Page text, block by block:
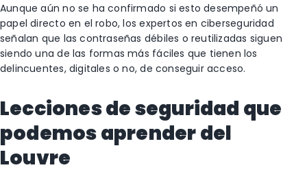
Aunque aún no se ha confirmado si esto desempeñó un
papel directo en el robo, los expertos en ciberseguridad
señalan que las contraseñas débiles o reutilizadas siguen
siendo una de las formas más fáciles que tienen los
delincuentes, digitales o no, de conseguir acceso.
Lecciones de seguridad que
podemos aprender del
Louvre